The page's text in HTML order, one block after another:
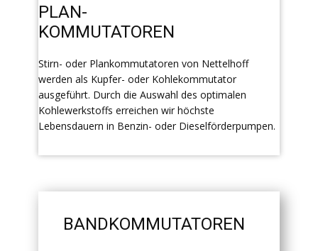
PLAN-
KOMMUTATOREN
Stirn- oder Plankommutatoren von Nettelhoff
werden als Kupfer- oder Kohlekommutator
ausgeführt. Durch die Auswahl des optimalen
Kohlewerkstoffs erreichen wir höchste
Lebensdauern in Benzin- oder Dieselförderpumpen.
BANDKOMMUTATOREN